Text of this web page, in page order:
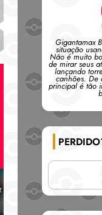
Gigantamax
situação
Não é muito
de mirar seus
lançando
canhões. De
principal é tão